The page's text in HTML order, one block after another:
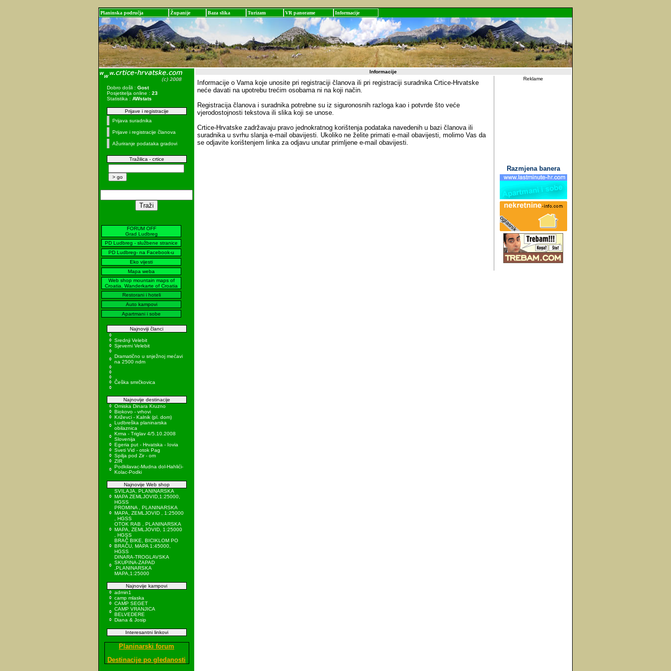
Planinska područja Županije Baza slika Turizam VR panorame Informacije
Dobro došli : Gost
Posjetitelja online : 23
Statistika : AWstats
Prijave i registracije
Prijava suradnika
Prijave i registracije članova
Ažuriranje podataka gradovi
Tražilica - crtice
FORUM OFF
Grad Ludbreg
PD Ludbreg - službene stranice
PD Ludbreg- na Facebook-u
Eko vijesti
Mapa weba
Web shop mountain maps of
Croatia, Wanderkarte of Croatia
Restorani i hoteli
Auto kampovi
Apartmani i sobe
Najnoviji članci
Srednji Velebit
Sjeverni Velebit
Dramatično u snježnoj mećavi
na 2500 ndm
Češka smrčkovica
Najnovije destinacije
Omiska Dinara Kruzno
Biokovo - vrhovi
Križevci - Kalnik (pl. dom)
Ludbreška planinarska
obilaznica
Krma - Triglav 4/5.10.2008
Slovenija
Egeria put - Hrvatska - Iovia
Sveti Vid - otok Pag
Spilja pod Zir - om
ZIR
Podkilavac-Mudna dol-Hahlići-
Kolac-Podki
Najnovije Web shop
SVILAJA, PLANINARSKA
MAPA ZEMLJOVID,1:25000,
HGSS
PROMINA , PLANINARSKA
MAPA, ZEMLJOVID , 1:25000
, HGSS
OTOK RAB , PLANINARSKA
MAPA, ZEMLJOVID, 1:25000
, HGSS
BRAČ BIKE, BICIKLOM PO
BRAČU, MAPA 1:45000,
HGSS
DINARA-TROGLAVSKA
SKUPINA-ZAPAD
,PLANINARSKA
MAPA,1:25000
Najnovije kampovi
admin1
camp mlaska
CAMP SEGET
CAMP VRANJICA
BELVEDERE
Diana & Josip
Interesantni linkovi
Planinarski forum
Destinacije po gledanosti
Informacije
Informacije o Vama koje unosite pri registraciji članova ili pri registraciji suradnika Crtice-Hrvatske
neće davati na upotrebu trećim osobama ni na koji način.
Registracija članova i suradnika potrebne su iz siguronosnih razloga kao i potvrde što veće
vjerodostojnosti tekstova ili slika koji se unose.
Crtice-Hrvatske zadržavaju pravo jednokratnog korištenja podataka navedenih u bazi članova ili
suradnika u svrhu slanja e-mail obavijesti. Ukoliko ne želite primati e-mail obavijesti, molimo Vas da
se odjavite korištenjem linka za odjavu unutar primljene e-mail obavijesti.
Reklame
Razmjena banera